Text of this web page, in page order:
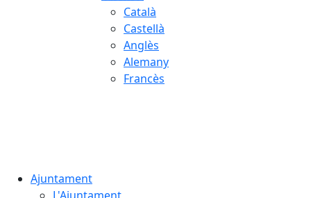
Català
Castellà
Anglès
Alemany
Francès
Ajuntament